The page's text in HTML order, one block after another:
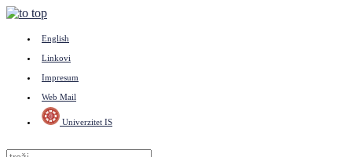
English
Linkovi
Impresum
Web Mail
Univerzitet IS